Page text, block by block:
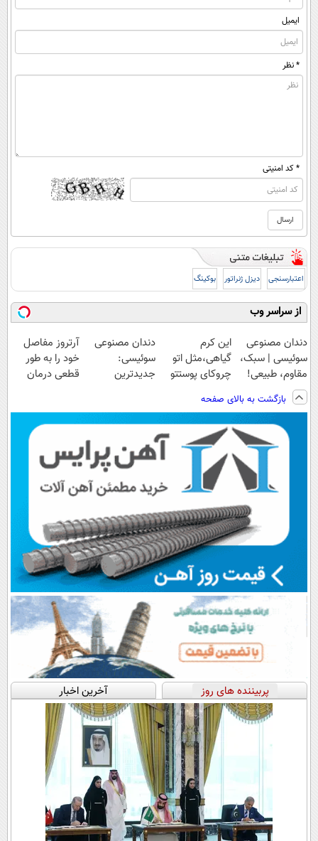
ایمیل
* نظر
* کد امنیتی
اعتبارسنجی دیزل ژنراتور بوکینگ
از سراسر وب
دندان مصنوعی
سوئیسی | سبک،
مقاوم، طبیعی!
ویزیت
رایگان+پرداخت
اقساطی😍
این کرم
گیاهی،مثل اتو
چروکای پوستتو
میکنه!+تخفیف
ویژه
دندان مصنوعی
سوئیسی:
جدیدترین
پرداخت قسطی
آرتروز مفاصل
خود را به طور
قطعی درمان
بازگشت به بالای صفحه
پربیننده های روز آخرین اخبار